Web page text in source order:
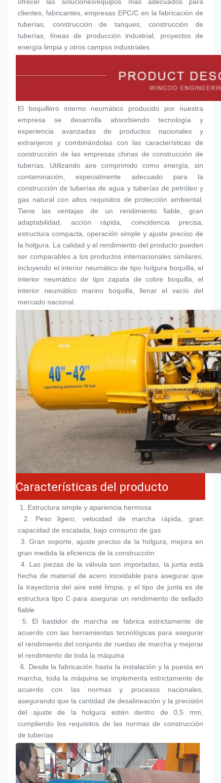
clientes, fabricantes, empresas EPC/C en la fabricación de
tuberías, construcción de tanques, construcción de
tuberías, líneas de producción industrial, proyectos de
energía limpia y otros campos industriales.
El boquillero interno neumático producido por nuestra
empresa se desarrolla absorbiendo tecnología y
experiencia avanzadas de productos nacionales y
extranjeros y combinándolas con las características de
construcción de las empresas chinas de construcción de
tuberías. Utilizando aire comprimido como energía, sin
contaminación, especialmente adecuado para la
construcción de tuberías de agua y tuberías de petróleo y
gas natural con altos requisitos de protección ambiental.
Tiene las ventajas de un rendimiento fiable, gran
adaptabilidad, acción rápida, coincidencia precisa,
estructura compacta, operación simple y ajuste preciso de
la holgura. La calidad y el rendimiento del producto pueden
ser comparables a los productos internacionales similares,
incluyendo el interior neumático de tipo holgura boquilla , el
interior neumático de tipo zapata de cobre boquilla , el
interior neumático marino boquilla , llenar el vacío del
mercado nacional.
Características del producto
1. Estructura simple y apariencia hermosa
2. Peso ligero, velocidad de marcha rápida, gran
capacidad de escalada, bajo consumo de gas
3. Gran soporte, ajuste preciso de la holgura, mejora en
gran medida la eficiencia de la construcción
4. Las piezas de la válvula son importadas, la junta está
hecha de material de acero inoxidable para asegurar que
la trayectoria del aire esté limpia, y el tipo de junta es de
estructura tipo C para asegurar un rendimiento de sellado
fiable
5. El bastidor de marcha se fabrica estrictamente de
acuerdo con las herramientas tecnológicas para asegurar
el rendimiento del conjunto de ruedas de marcha y mejorar
el rendimiento de toda la máquina
6. Desde la fabricación hasta la instalación y la puesta en
marcha, toda la máquina se implementa estrictamente de
acuerdo con las normas y procesos nacionales,
asegurando que la cantidad de desalineación y la precisión
del ajuste de la holgura estén dentro de 0,5 mm,
cumpliendo los requisitos de las normas de construcción
de tuberías